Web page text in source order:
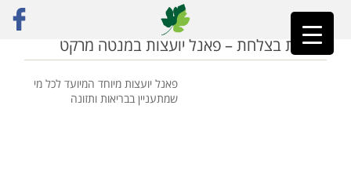
ראשי»צביה שיפר
בריאות בצלחת – פאנל יועצות במנטה מרקט
פאנל יועצות מיוחד המיועד לכל מי
שמתעניין בבריאות ותזונה